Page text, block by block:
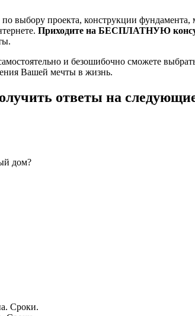
выбору проекта, конструкции
Приходите на БЕСПЛАТНУЮ
и безошибочно сможете
Вашей мечты в жизнь.
ответы на
дом?
Сроки.